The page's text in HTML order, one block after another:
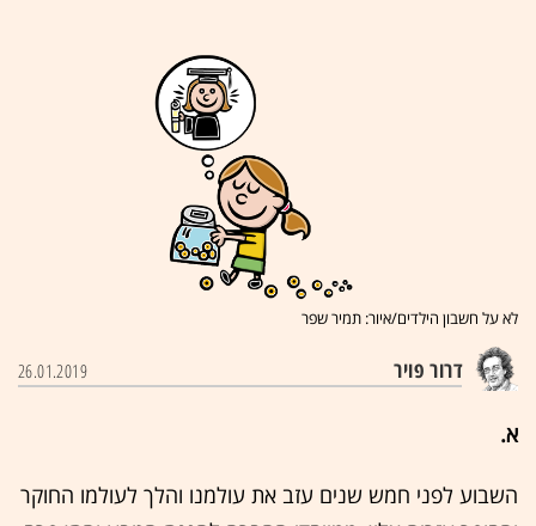
לא על חשבון הילדים/איור: תמיר שפר
דרור פויר 26.01.2019
א.
השבוע לפני חמש שנים עזב את עולמנו והלך לעולמו החוקר